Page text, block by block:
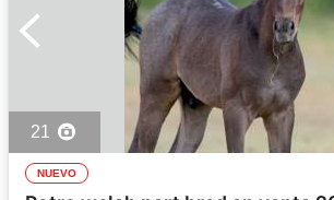
21
NUEVO